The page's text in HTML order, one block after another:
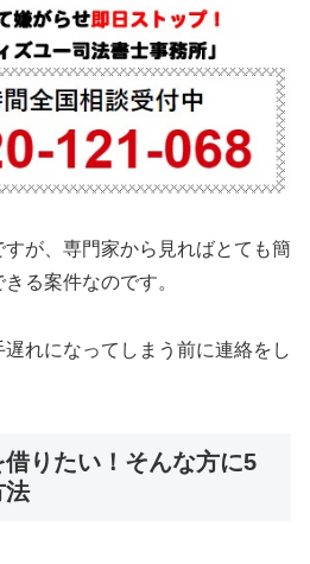
が、専門家から見ればとても簡
る案件なのです。
れになってしまう前に連絡をし
りたい！そんな方に5
法